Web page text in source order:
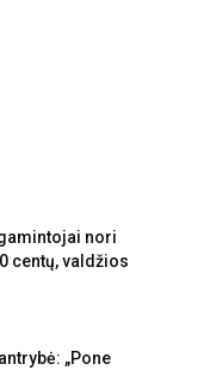
nori
centų, valdžios
„Pone